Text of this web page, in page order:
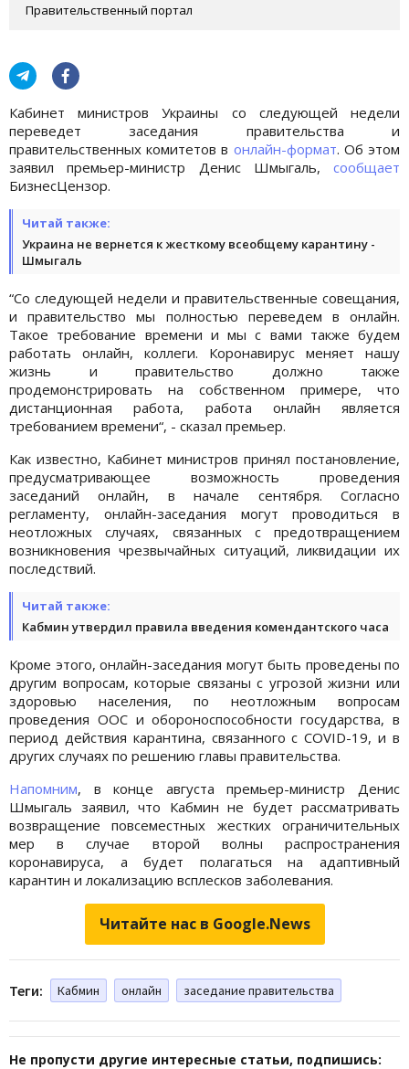
Правительственный портал
Кабинет министров Украины со следующей недели
переведет заседания правительства и
правительственных комитетов в онлайн-формат. Об этом
заявил премьер-министр Денис Шмыгаль, сообщает
БизнесЦензор.
Читай также:
Украина не вернется к жесткому всеобщему карантину -
Шмыгаль
“Со следующей недели и правительственные совещания,
и правительство мы полностью переведем в онлайн.
Такое требование времени и мы с вами также будем
работать онлайн, коллеги. Коронавирус меняет нашу
жизнь и правительство должно также
продемонстрировать на собственном примере, что
дистанционная работа, работа онлайн является
требованием времени“, - сказал премьер.
Как известно, Кабинет министров принял постановление,
предусматривающее возможность проведения
заседаний онлайн, в начале сентября. Согласно
регламенту, онлайн-заседания могут проводиться в
неотложных случаях, связанных с предотвращением
возникновения чрезвычайных ситуаций, ликвидации их
последствий.
Читай также:
Кабмин утвердил правила введения комендантского часа
Кроме этого, онлайн-заседания могут быть проведены по
другим вопросам, которые связаны с угрозой жизни или
здоровью населения, по неотложным вопросам
проведения ООС и обороноспособности государства, в
период действия карантина, связанного с COVID-19, и в
других случаях по решению главы правительства.
Напомним, в конце августа премьер-министр Денис
Шмыгаль заявил, что Кабмин не будет рассматривать
возвращение повсеместных жестких ограничительных
мер в случае второй волны распространения
коронавируса, а будет полагаться на адаптивный
карантин и локализацию всплесков заболевания.
Читайте нас в Google.News
Теги: Кабмин онлайн заседание правительства
Не пропусти другие интересные статьи, подпишись: